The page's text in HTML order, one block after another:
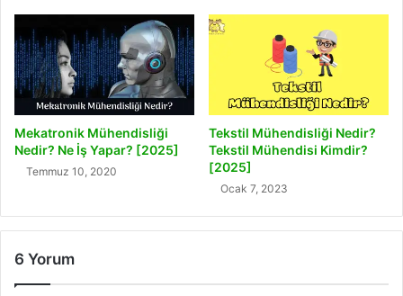
Mekatronik Mühendisliği
Nedir? Ne İş Yapar? [2025]
Temmuz 10, 2020
Tekstil Mühendisliği Nedir?
Tekstil Mühendisi Kimdir?
[2025]
Ocak 7, 2023
6 Yorum